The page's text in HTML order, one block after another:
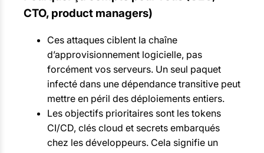
CTO, product managers)
Ces attaques ciblent la chaîne
d’approvisionnement logicielle, pas
forcément vos serveurs. Un seul paquet
infecté dans une dépendance transitive peut
mettre en péril des déploiements entiers.
Les objectifs prioritaires sont les tokens
CI/CD, clés cloud et secrets embarqués
chez les développeurs. Cela signifie un